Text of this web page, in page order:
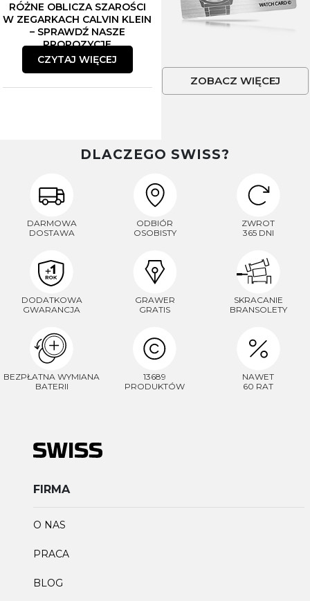
RÓŻNE OBLICZA SZAROŚCI
W ZEGARKACH CALVIN KLEIN
– SPRAWDŹ NASZE
PROPOZYCJE
CZYTAJ WIĘCEJ
ZOBACZ WIĘCEJ
DLACZEGO SWISS?
DARMOWA
DOSTAWA
ODBIÓR
OSOBISTY
ZWROT
365 DNI
DODATKOWA
GWARANCJA
GRAWER
GRATIS
SKRACANIE
BRANSOLETY
BEZPŁATNA WYMIANA
BATERII
13689
PRODUKTÓW
NAWET
60 RAT
FIRMA
O NAS
PRACA
BLOG